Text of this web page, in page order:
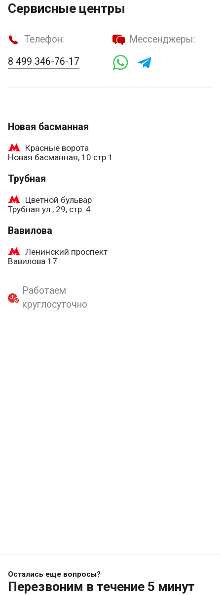
Сервисные центры
Телефон:
8 499 346-76-17
Мессенджеры:
Новая басманная
Красные ворота
Новая басманная, 10 стр 1
Трубная
Цветной бульвар
Трубная ул., 29, стр. 4
Вавилова
Ленинский проспект
Вавилова 17
Работаем
круглосуточно
Остались еще вопросы?
Перезвоним в течение 5 минут